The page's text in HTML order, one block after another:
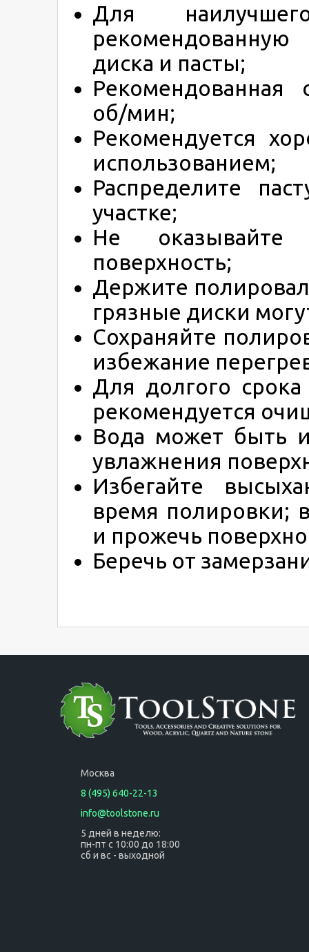
Для
диска и пасты;
Рекомендованная
об/мин;
Рекомендуется
использованием;
Распределите
участке;
Не оказывайте
поверхность;
Держите
грязные диски
Сохраняйте
избежание
Для долгого
рекомендуется
Вода может быть
увлажнения
Избегайте
время полировки;
и прожечь
Беречь от
Москва
8 (495) 640-22-13
info@toolstone.ru
5 дней в неделю:
пн-пт с 10:00 до 18:00
сб и вс - выходной